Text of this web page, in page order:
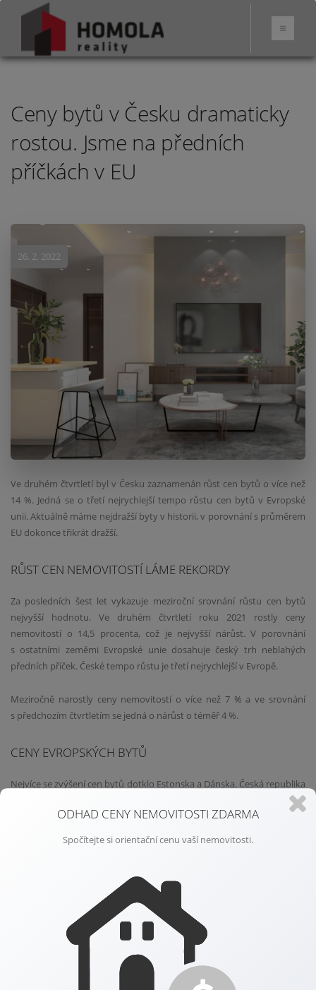
Ceny bytů v Česku dramaticky
rostou. Jsme na předních
příčkách v EU
26. 2. 2022
Ve druhém čtvrtletí byl v Česku zaznamenán růst cen bytů o více než
14 %. Jedná se o třetí nejrychlejší tempo růstu cen bytů v Evropské
unii. Aktuálně máme nejdražší byty v historii, v porovnání s průměrem
EU dokonce třikrát dražší.
RŮST CEN NEMOVITOSTÍ LÁME REKORDY
Za posledních šest let vykazuje meziroční srovnání růstu cen bytů
nejvyšší hodnotu. Ve druhém čtvrtletí roku 2021 rostly ceny
nemovitostí o 14,5 procenta, což je nejvyšší nárůst. V porovnání
s ostatními zeměmi Evropské unie dosahuje český trh neblahých
předních příček. České tempo růstu je třetí nejrychlejší v Evropě.
Meziročně narostly ceny nemovitostí o více než 7 % a ve srovnání
s předchozím čtvrtletím se jedná o nárůst o téměř 4 %.
CENY EVROPSKÝCH BYTŮ
Nejvíce se zvýšení cen bytů dotklo Estonska a Dánska. Česká republika
zaujímá třetí příčku, následuje ji Lucembursko. Nejmenší nárůst cen
zaznamenaly byty v Itálii, Rumunsku a ve Španělsku. Na Kypru došlo
Historicky se jedná o nejdražší rok a zároveň máme nejrychlejší tempo
růstu cen bytů. Obojí je nepříjemnou zprávou pro kupující. Oproti
roku 2015 došlo k navýšení cen bytů o téměř tři čtvrtiny.
Pokud bychom porovnali růst cen bytů v ČR s průměrem EU, dosahuje
Česko třikrát rychlejšího tempa růstu. Nejen mladé rodiny, ale často i
ODHAD CENY NEMOVITOSTI ZDARMA
Spočítejte si orientační cenu vaší nemovitosti.